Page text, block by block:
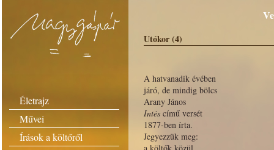
Életrajz
Művei
Írások a költőről
Utókor (4)
A hatvanadik évében
járó, de mindig bölcs
Arany János
Intés című versét
1877-ben írta.
Jegyezzük meg: